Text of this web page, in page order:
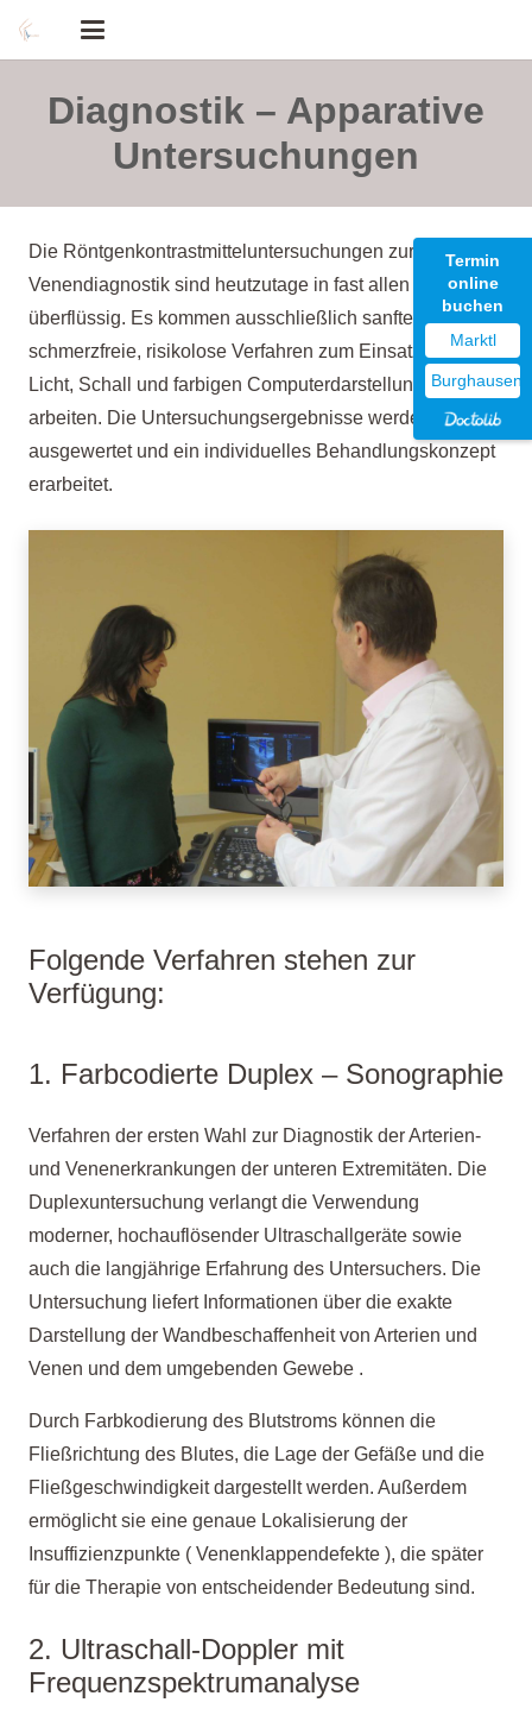
Termin
online
buchen
Marktl
Burghausen
Diagnostik – Apparative
Untersuchungen
Die Röntgenkontrastmitteluntersuchungen zur
Venendiagnostik sind heutzutage in fast allen Fällen
überflüssig. Es kommen ausschließlich sanfte,
schmerzfreie, risikolose Verfahren zum Einsatz, die mit
Licht, Schall und farbigen Computerdarstellungen
arbeiten. Die Untersuchungsergebnisse werden
ausgewertet und ein individuelles Behandlungskonzept
erarbeitet.
Folgende Verfahren stehen zur
Verfügung:
1. Farbcodierte Duplex – Sonographie
Verfahren der ersten Wahl zur Diagnostik der Arterien-
und Venenerkrankungen der unteren Extremitäten. Die
Duplexuntersuchung verlangt die Verwendung
moderner, hochauflösender Ultraschallgeräte sowie
auch die langjährige Erfahrung des Untersuchers. Die
Untersuchung liefert Informationen über die exakte
Darstellung der Wandbeschaffenheit von Arterien und
Venen und dem umgebenden Gewebe .
Durch Farbkodierung des Blutstroms können die
Fließrichtung des Blutes, die Lage der Gefäße und die
Fließgeschwindigkeit dargestellt werden. Außerdem
ermöglicht sie eine genaue Lokalisierung der
Insuffizienzpunkte ( Venenklappendefekte ), die später
für die Therapie von entscheidender Bedeutung sind.
2. Ultraschall-Doppler mit
Frequenzspektrumanalyse